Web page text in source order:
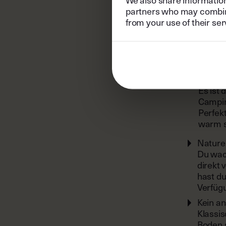
partners who may
from your use of theirWenn
beste
Es ist
warm
Du
direkt
hast
Kein